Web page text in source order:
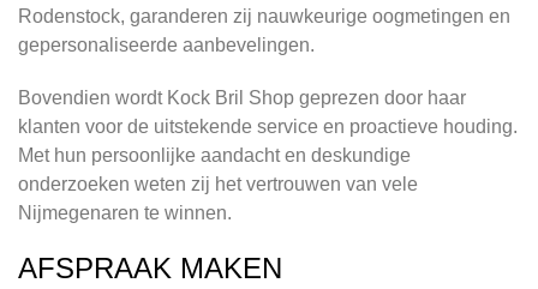
Rodenstock, garanderen zij nauwkeurige oogmetingen en
gepersonaliseerde aanbevelingen.
Bovendien wordt Kock Bril Shop geprezen door haar
klanten voor de uitstekende service en proactieve houding.
Met hun persoonlijke aandacht en deskundige
onderzoeken weten zij het vertrouwen van vele
Nijmegenaren te winnen.
AFSPRAAK MAKEN